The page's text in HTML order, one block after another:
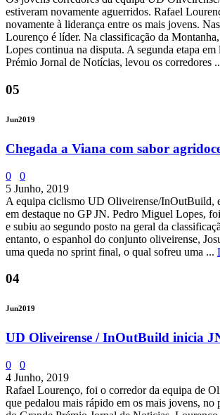
estiveram novamente aguerridos. Rafael
novamente à liderança entre os mais jovens.
Lourenço é líder. Na classificação da
Lopes continua na disputa. A segunda etapa
Prémio Jornal de Notícias, levou os corredores
05
Jun2019
Chegada a Viana com sabor
0
0
5 Junho, 2019
A equipa ciclismo UD Oliveirense/InOutBuild,
em destaque no GP JN. Pedro Miguel Lopes,
e subiu ao segundo posto na geral da
entanto, o espanhol do conjunto oliveirense,
uma queda no sprint final, o qual sofreu uma ...
04
Jun2019
UD Oliveirense / InOutBuild inicia
0
0
4 Junho, 2019
Rafael Lourenço, foi o corredor da equipa de
que pedalou mais rápido em os mais jovens, no